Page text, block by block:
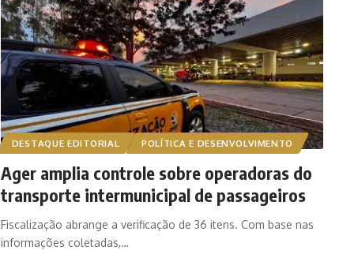
DESTAQUE EDITORIAL POLÍTICA E DESENVOLVIMENTO
Ager amplia controle sobre operadoras do
transporte intermunicipal de passageiros
Fiscalização abrange a verificação de 36 itens. Com base nas
informações coletadas,…